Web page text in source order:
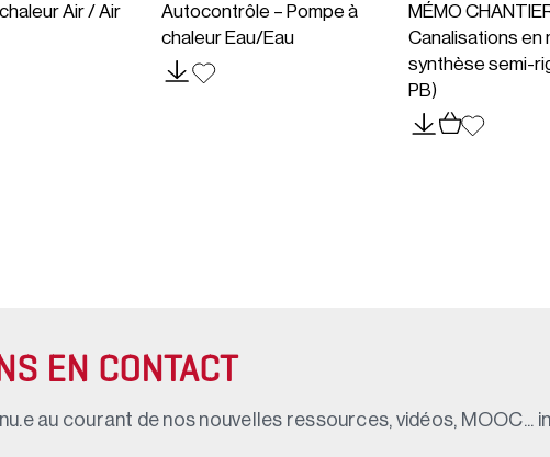
Air / Air
Autocontrôle – Pompe à
chaleur Eau/Eau
MÉMO
Canalisations en
synthèse semi-
PB)
EN CONTACT
au courant de nos nouvelles ressources, vidéos,